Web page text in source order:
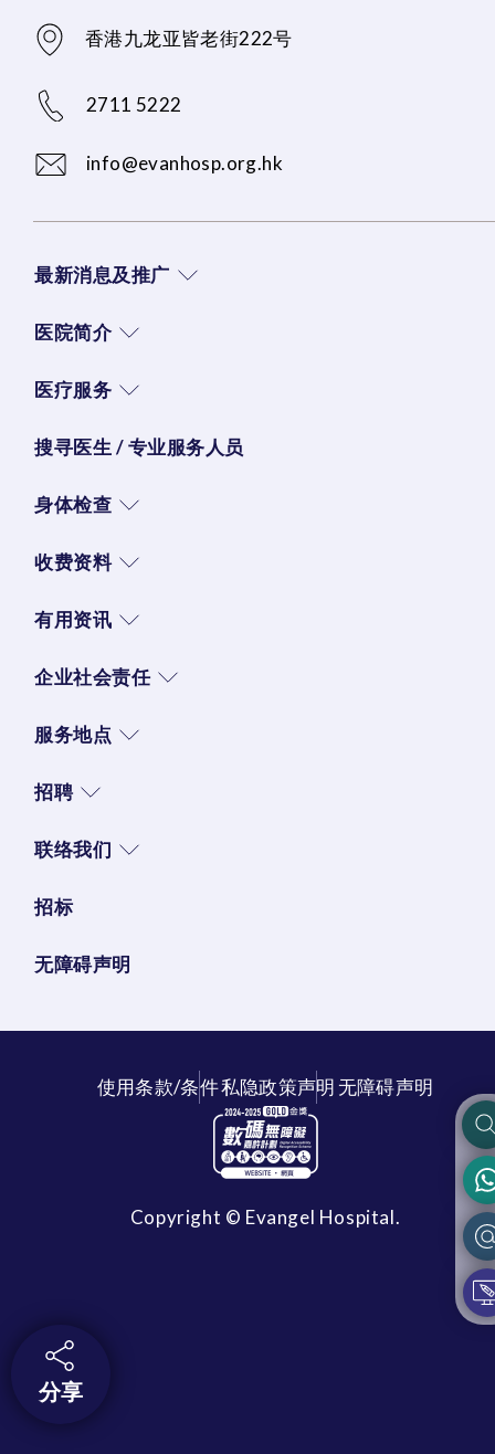
香港九龙亚皆老街222号
2711 5222
info@evanhosp.org.hk
最新消息及推广
医院简介
医疗服务
搜寻医生 / 专业服务人员
身体检查
收费资料
有用资讯
企业社会责任
服务地点
招聘
联络我们
招标
无障碍声明
使用条款/条件私隐政策声明无障碍声明
Copyright © Evangel Hospital.
分享